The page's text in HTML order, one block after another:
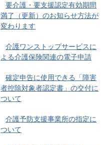
要介護・要支援認定有効期間
満了（更新）のお知らせ方法が
変わります
介護ワンストップサービスに
よる介護保険関連の電子申請
確定申告に使用できる「障害
者控除対象者認定書」の交付に
ついて
介護予防支援事業所の指定に
ついて